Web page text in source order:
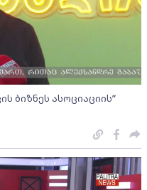
ბიზნეს ასოციაციის”